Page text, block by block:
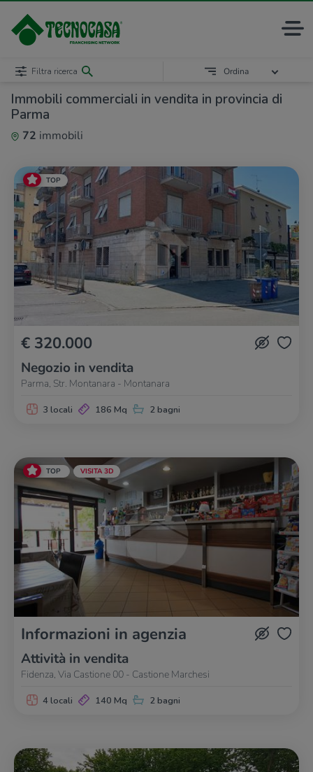
Immobili commerciali in vendita in provincia di
Parma
72 immobili
Filtra ricerca Ordina
TOP
€ 320.000
Negozio in vendita
Parma, Str. Montanara - Montanara
3 locali 186 Mq 2 bagni
TOP VISITA 3D
Informazioni in agenzia
Attività in vendita
Fidenza, Via Castione 00 - Castione Marchesi
4 locali 140 Mq 2 bagni